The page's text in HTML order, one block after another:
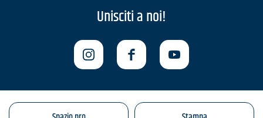
Unisciti a noi!